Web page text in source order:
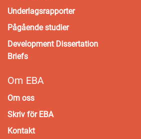
Underlagsrapporter
Pågående studier
Development Dissertation
Briefs
Om EBA
Om oss
Skriv för EBA
Kontakt